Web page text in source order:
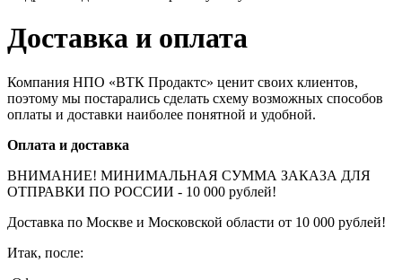
Доставка и оплата
Компания НПО «ВТК Продактс» ценит своих клиентов,
поэтому мы постарались сделать схему возможных способов
оплаты и доставки наиболее понятной и удобной.
Оплата и доставка
ВНИМАНИЕ! МИНИМАЛЬНАЯ СУММА ЗАКАЗА ДЛЯ
ОТПРАВКИ ПО РОССИИ - 10 000 рублей!
Доставка по Москве и Московской области от 10 000 рублей!
Итак, после: